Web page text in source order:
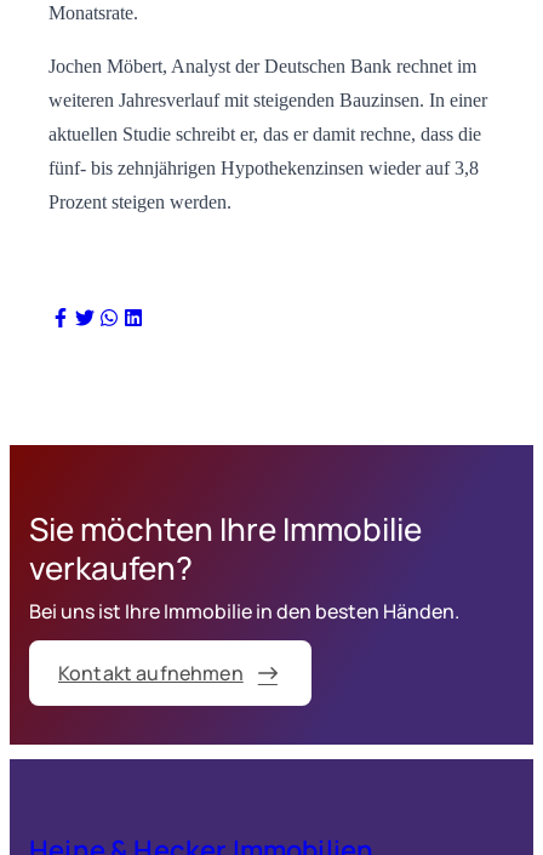
Monatsrate.
Jochen Möbert, Analyst der Deutschen Bank rechnet im
weiteren Jahresverlauf mit steigenden Bauzinsen. In einer
aktuellen Studie schreibt er, das er damit rechne, dass die
fünf- bis zehnjährigen Hypothekenzinsen wieder auf 3,8
Prozent steigen werden.
Sie möchten Ihre Immobilie
verkaufen?
Bei uns ist Ihre Immobilie in den besten Händen.
Kontakt aufnehmen